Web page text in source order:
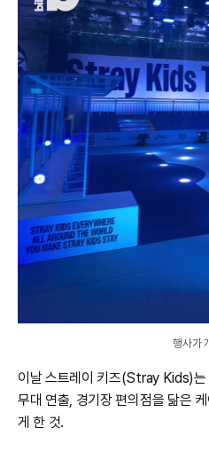
행사가
이날 스트레이 키즈(Stray Kids)는
무대 연출, 경기장 편의점을 닮은
게 한 것.